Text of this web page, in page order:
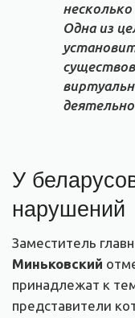
Одна из
У
нарушений
Заместитель
Миньковский
принадлежат к
представители